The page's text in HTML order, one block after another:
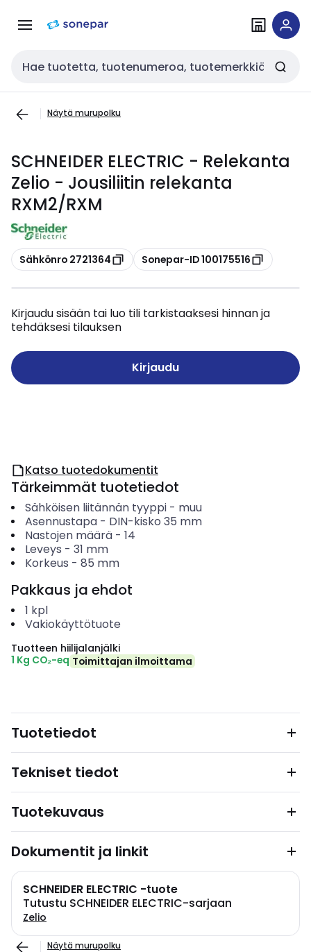
navigointiinsisältöön
Haku
Näytä murupolku
SCHNEIDER ELECTRIC - Relekanta
Zelio - Jousiliitin relekanta
RXM2/RXM
Kopioi
Sähkönro 2721364 Kopioi
Sonepar-ID 100175516
Kirjaudu sisään tai luo tili tarkistaaksesi hinnan ja
tehdäksesi tilauksen
Kirjaudu
Katso tuotedokumentit
Tärkeimmät tuotetiedot
Sähköisen liitännän tyyppi- muu
Asennustapa- DIN-kisko 35 mm
Nastojen määrä- 14
Leveys - 31 mm
Korkeus - 85 mm
Pakkaus ja ehdot
1 kpl
Vakiokäyttötuote
Tuotteen hiilijalanjälki
1 Kg CO₂-eq Toimittajan ilmoittama
Tuotetiedot
Tekniset tiedot
Tuotekuvaus
Dokumentit ja linkit
SCHNEIDER ELECTRIC -tuote
Tutustu SCHNEIDER ELECTRIC-sarjaan
Zelio
Näytä murupolku